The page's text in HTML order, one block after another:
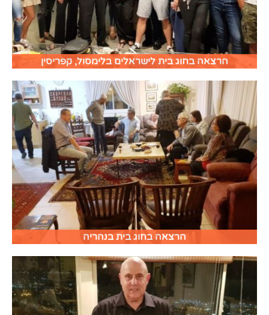
הרצאה בחוג בית לישראלים בלימסול, קפריסין
הרצאה בחוג בית בנהריה